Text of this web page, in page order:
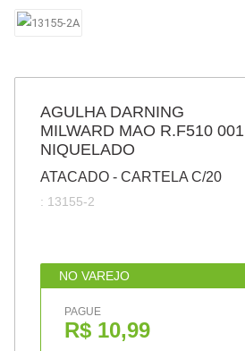
AGULHA DARNING
MILWARD MAO R.F510 001
NIQUELADO
ATACADO - CARTELA C/20
: 13155-2
NO VAREJO
PAGUE
R$ 10,99
4 º tecido
6º pincel
papel
cola
barbante
º havaianas